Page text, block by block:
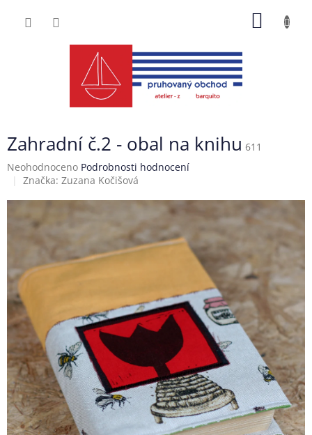
Zahradní č.2 - obal na knihu 611
Průměrné
hodnocení
hvězdiček.
Neohodnoceno Podrobnosti hodnocení
Značka: Zuzana Kočišová